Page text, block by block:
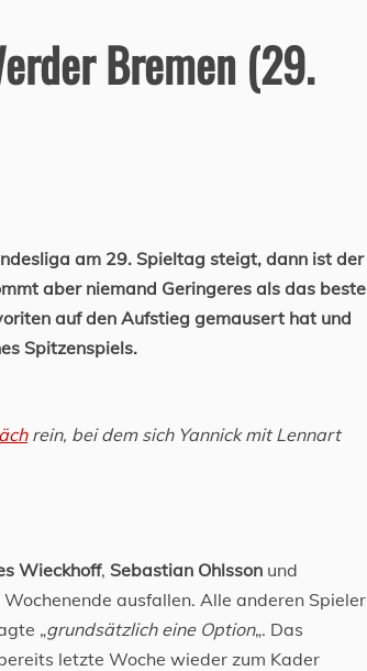
Bremen (29.
am 29. Spieltag steigt, dann ist der
aber niemand Geringeres als das beste
auf den Aufstieg gemausert hat und
Spitzenspiels.
rein, bei dem sich Yannick mit Lennart
Wieckhoff, Sebastian Ohlsson und
ausfallen. Alle anderen Spieler
„grundsätzlich eine Option„. Das
letzte Woche wieder zum Kader